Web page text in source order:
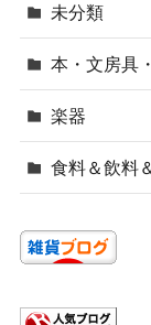
未分類
本・文房具
楽器
食料＆飲料